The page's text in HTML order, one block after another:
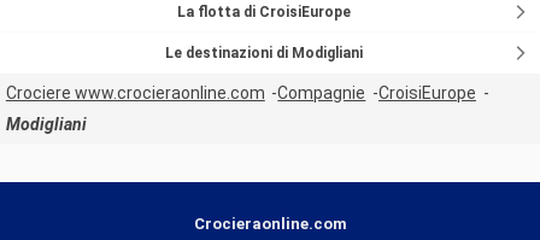
La flotta di CroisiEurope
Le destinazioni di Modigliani
Crociere www.crocieraonline.com Compagnie
CroisiEurope
Modigliani
Crocieraonline.com